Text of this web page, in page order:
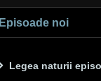
Episoade noi
Legea naturii